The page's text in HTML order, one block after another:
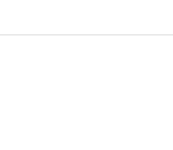
لهم فيها ولا قوة!